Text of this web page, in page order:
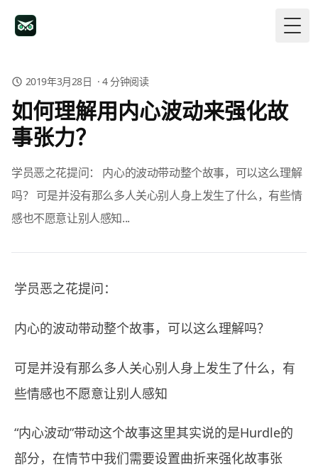
2019年3月28日 ·4分钟阅读
如何理解用内心波动来强化故
事张力？
学员恶之花提问： 内心的波动带动整个故事，可以这么理解
吗？ 可是并没有那么多人关心别人身上发生了什么，有些情
感也不愿意让别人感知...
学员恶之花提问：
内心的波动带动整个故事，可以这么理解吗？
可是并没有那么多人关心别人身上发生了什么，有
些情感也不愿意让别人感知
“内心波动”带动这个故事这里其实说的是Hurdle的
部分，在情节中我们需要设置曲折来强化故事张